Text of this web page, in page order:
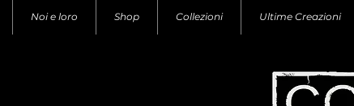
Noi e loro Shop Collezioni Ultime Creazioni